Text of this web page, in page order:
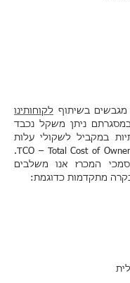
מגבשים בשיתוף לקוחותינו
ניתן משקל נכבד
במקביל לשקולי עלות
TCO – Total Cost of
.
המכרז אנו משלבים
בקרה מתקדמות כדוגמת: